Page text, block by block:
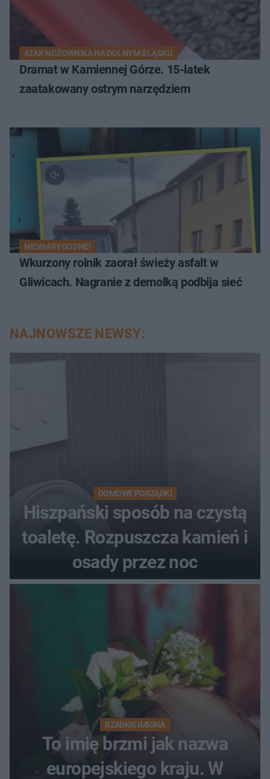
ATAK NOŻOWNIKA NA DOLNYM ŚLĄSKU
Dramat w Kamiennej Górze. 15-latek
zaatakowany ostrym narzędziem
NIEWIARYGODNE!
Wkurzony rolnik zaorał świeży asfalt w
Gliwicach. Nagranie z demolką podbija sieć
NAJNOWSZE NEWSY:
DOMOWE PORZĄDKI
Hiszpański sposób na czystą
toaletę. Rozpuszcza kamień i
osady przez noc
RZADKIE IMIONA
To imię brzmi jak nazwa
europejskiego kraju. W